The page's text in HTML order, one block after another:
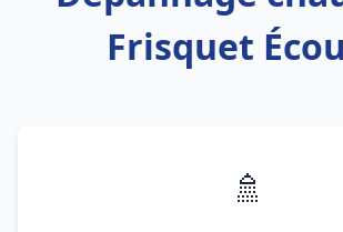
Frisquet
🚿